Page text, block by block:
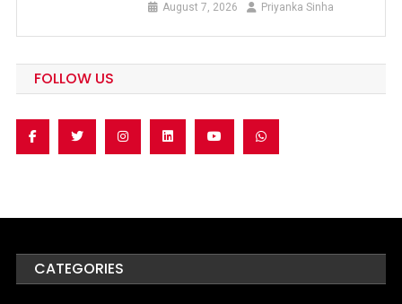
August 7, 2026 Priyanka Sinha
FOLLOW US
CATEGORIES